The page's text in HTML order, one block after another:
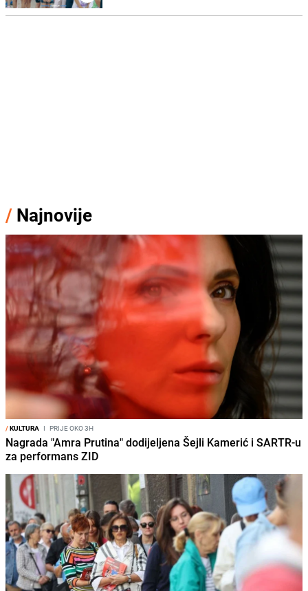
/ Najnovije
/KULTURA I PRIJE OKO 3H
Nagrada "Amra Prutina" dodijeljena Šejli Kamerić i SARTR-u
za performans ZID